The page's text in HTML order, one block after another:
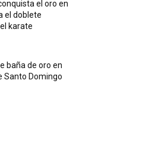
el oro en
el doblete
karate
baña de oro en
Santo Domingo